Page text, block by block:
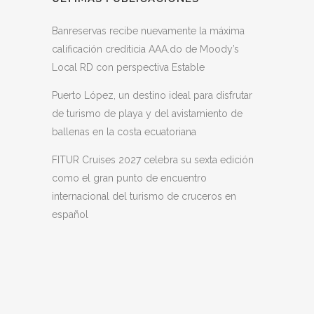
Banreservas recibe nuevamente la máxima
calificación crediticia AAA.do de Moody’s
Local RD con perspectiva Estable
Puerto López, un destino ideal para disfrutar
de turismo de playa y del avistamiento de
ballenas en la costa ecuatoriana
FITUR Cruises 2027 celebra su sexta edición
como el gran punto de encuentro
internacional del turismo de cruceros en
español